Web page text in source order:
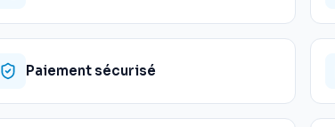
Paiement sécurisé